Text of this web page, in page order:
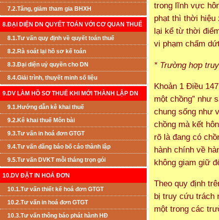
7.2.Tăng, giảm tham gia BHXH
8.ĐẠI DIỆN DN QUYẾT TOÁN VỚI CƠ QUAN THUẾ
8.1.Tư vấn quy định về quyết toán thuế
8.2.Rà soát lại hồ sơ kế toán
8.3.Đại diện uỷ quyền cho DN
8.4.Giải trình, thuyết minh số liệu
9.DV LÀM HỒ SƠ THUẾ KHI MỚI THÀNH LẬP DN
9.1.Hướng dẫn kê khai thuế
9.2.Kê khai thuế Môn bài
9.3.Tư vấn in hoá đơn GTGT
9.4.Tư vấn đăng báo bố cáo thành lập
9.5.Tư vấn DVKT mỗi tháng trọn gói
10.DV ĐẶT IN HOÁ ĐƠN
10.1.Tư vấn thiết kế hoá đơn GTGT
10.2.Tư vấn in hoá đơn GTGT
10.3.Tư vấn thông báo phát hành HĐ
trong lĩnh vực
phạt thì thời
lại kể từ thời
vi phạm chấm
* Trường hợp
Khoản 1 Điều
một chồng” như
chung sống như
chồng mà kết
rõ là đang có
hành chính về
không giam giữ
Theo quy định
bị truy cứu trách
một trong các